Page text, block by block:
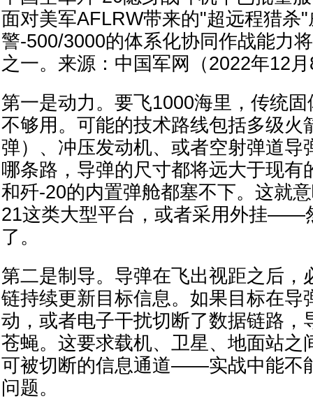
面对美军AFLRW带来的"超远程猎杀
警-500/3000的体系化协同作战能力
之一。来源：中国军网（2022年12
第一是动力。要飞1000海里，传统
不够用。可能的技术路线包括多级火
弹）、冲压发动机、或者空射弹道导
哪条路，导弹的尺寸都将远大于现
和歼-20的内置弹舱都塞不下。这就
21这类大型平台，或者采用外挂——
了。
第二是制导。导弹在飞出视距之后，
链持续更新目标信息。如果目标在导
动，或者电子干扰切断了数据链路，
苍蝇。这要求载机、卫星、地面站之
可被切断的信息通道——实战中能不
问题。